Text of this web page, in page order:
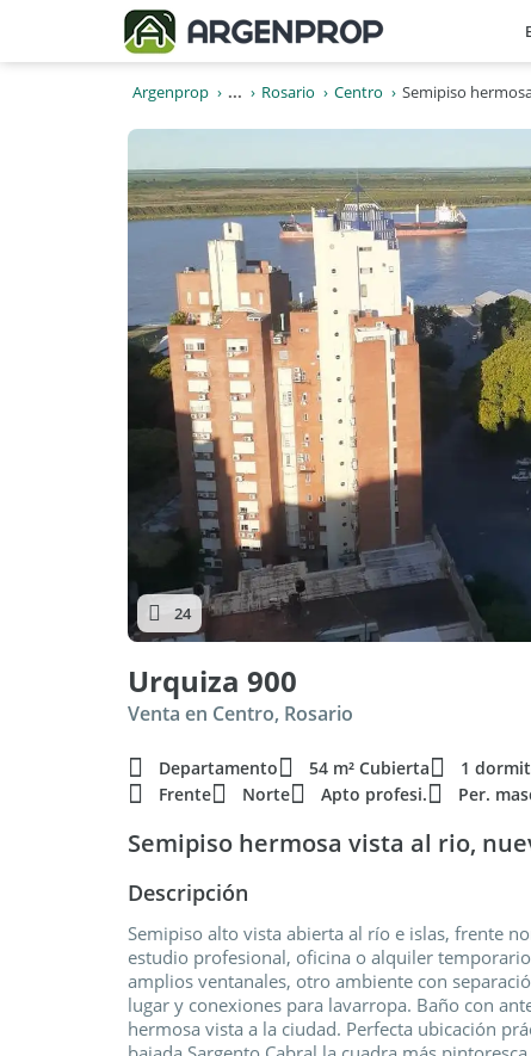
Argenprop ... Rosario Centro Semipiso
24
Urquiza 900
Venta en Centro, Rosario
Departamento 54 m² Cubierta 1
Frente
Norte Apto profesi. Per.
Semipiso hermosa vista al rio,
Descripción
Semipiso alto vista abierta al río e islas, frente
estudio profesional, oficina o alquiler
amplios ventanales, otro ambiente con
lugar y conexiones para lavarropa. Baño con
hermosa vista a la ciudad. Perfecta ubicación